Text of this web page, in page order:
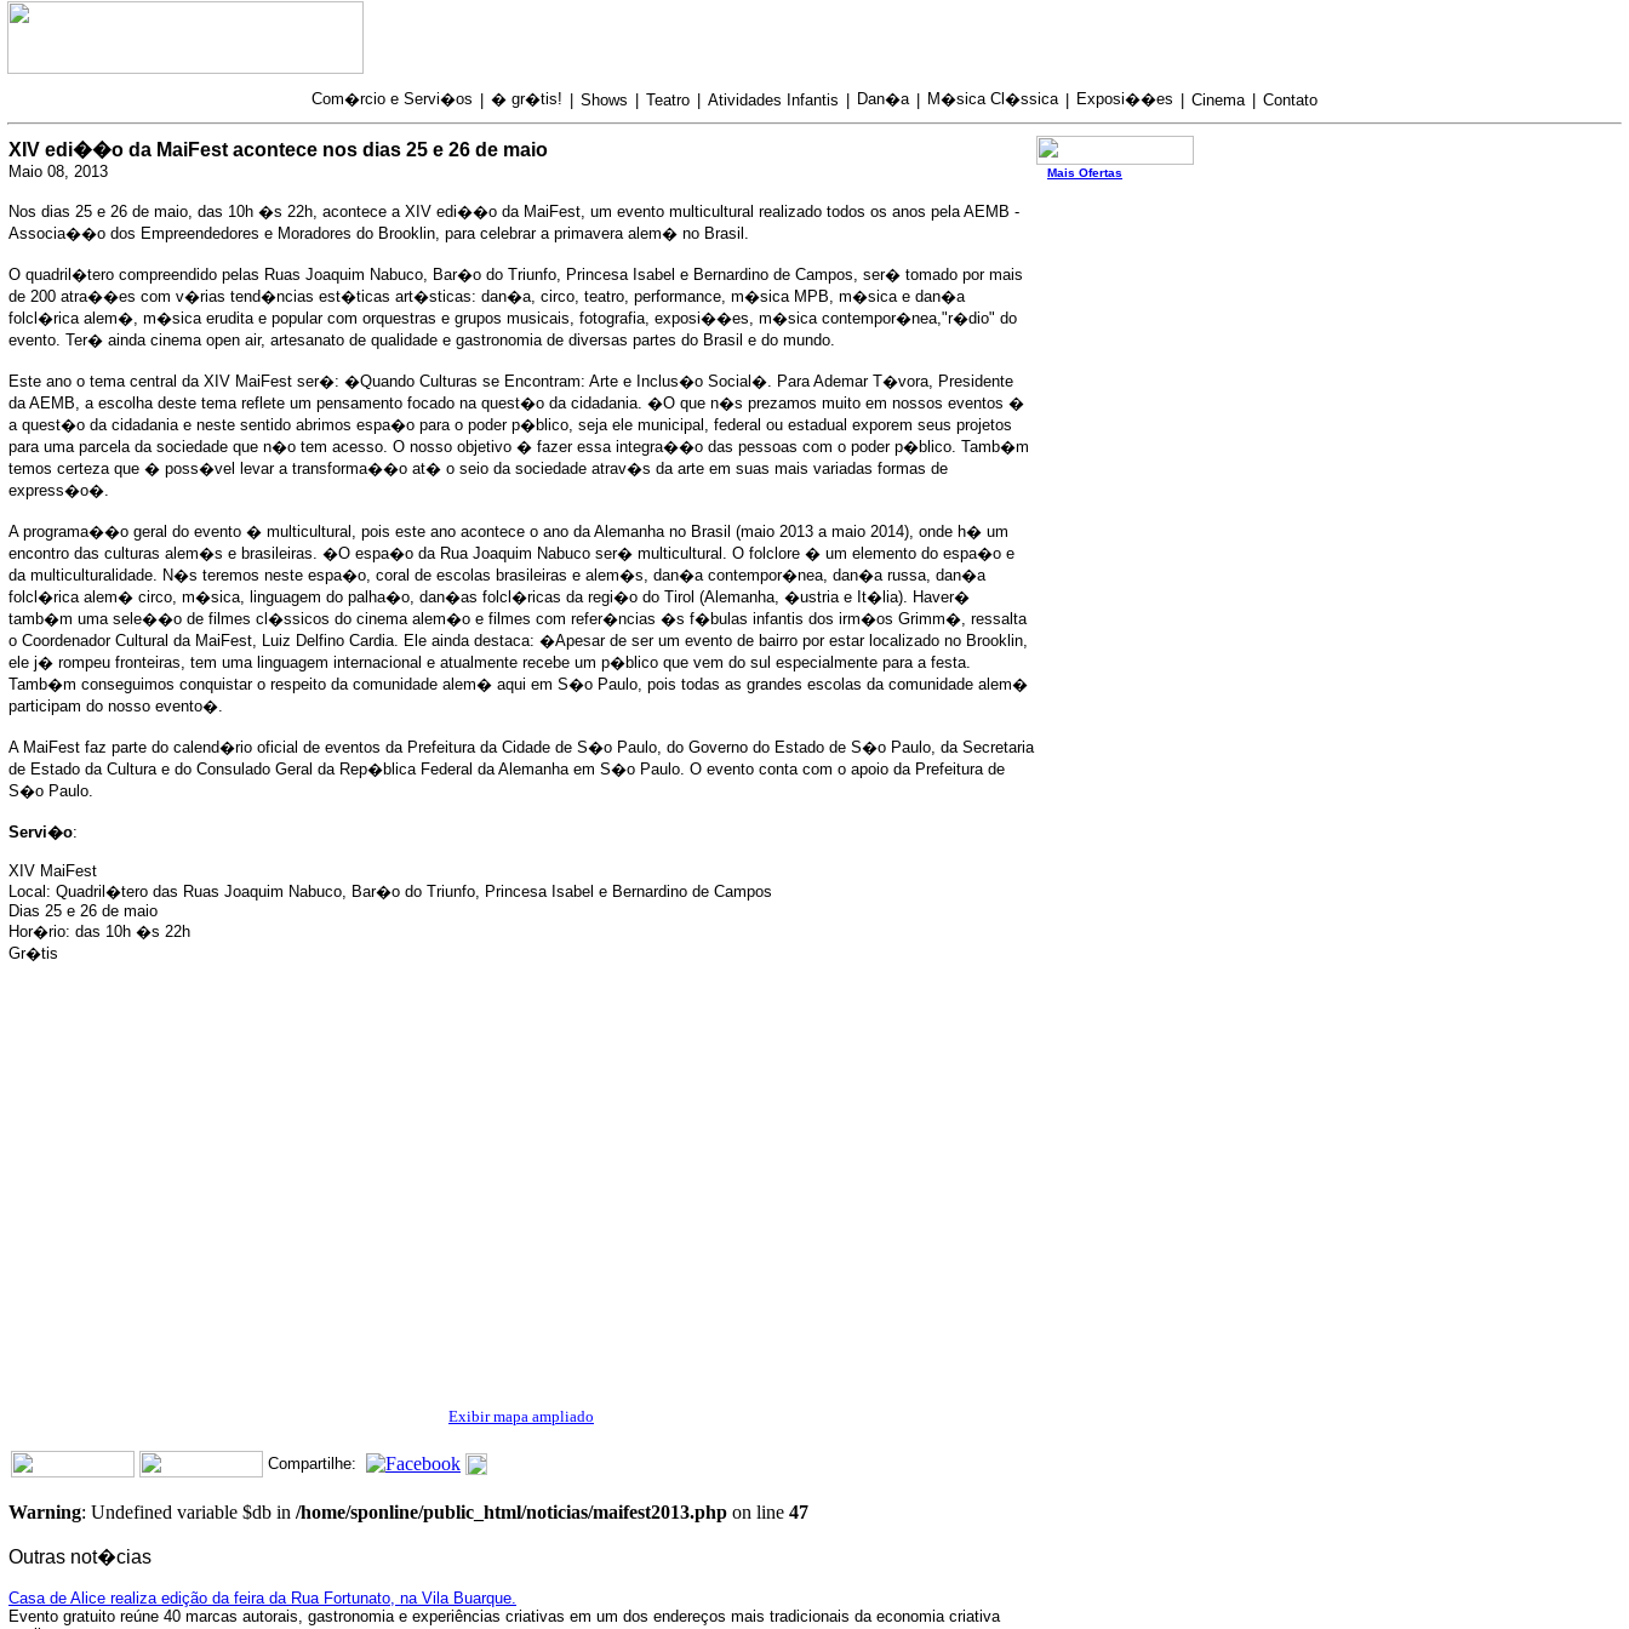
Com�rcio e Servi�os � gr�tis! Shows Teatro Atividades Infantis Dan�a M�sica Cl�ssica Exposi��es Cinema Contato
XIV edi��o da MaiFest acontece nos dias 25 e 26 de maio
Maio 08, 2013
Nos dias 25 e 26 de maio, das 10h �s 22h, acontece a XIV edi��o da MaiFest, um evento multicultural realizado todos os anos pela AEMB -
Associa��o dos Empreendedores e Moradores do Brooklin, para celebrar a primavera alem� no Brasil.
O quadril�tero compreendido pelas Ruas Joaquim Nabuco, Bar�o do Triunfo, Princesa Isabel e Bernardino de Campos, ser� tomado por mais
de 200 atra��es com v�rias tend�ncias est�ticas art�sticas: dan�a, circo, teatro, performance, m�sica MPB, m�sica e dan�a
folcl�rica alem�, m�sica erudita e popular com orquestras e grupos musicais, fotografia, exposi��es, m�sica contempor�nea,"r�dio" do
evento. Ter� ainda cinema open air, artesanato de qualidade e gastronomia de diversas partes do Brasil e do mundo.
Este ano o tema central da XIV MaiFest ser�: �Quando Culturas se Encontram: Arte e Inclus�o Social�. Para Ademar T�vora, Presidente
da AEMB, a escolha deste tema reflete um pensamento focado na quest�o da cidadania. �O que n�s prezamos muito em nossos eventos �
a quest�o da cidadania e neste sentido abrimos espa�o para o poder p�blico, seja ele municipal, federal ou estadual exporem seus projetos
para uma parcela da sociedade que n�o tem acesso. O nosso objetivo � fazer essa integra��o das pessoas com o poder p�blico. Tamb�m
temos certeza que � poss�vel levar a transforma��o at� o seio da sociedade atrav�s da arte em suas mais variadas formas de
express�o�.
A programa��o geral do evento � multicultural, pois este ano acontece o ano da Alemanha no Brasil (maio 2013 a maio 2014), onde h� um
encontro das culturas alem�s e brasileiras. �O espa�o da Rua Joaquim Nabuco ser� multicultural. O folclore � um elemento do espa�o e
da multiculturalidade. N�s teremos neste espa�o, coral de escolas brasileiras e alem�s, dan�a contempor�nea, dan�a russa, dan�a
folcl�rica alem� circo, m�sica, linguagem do palha�o, dan�as folcl�ricas da regi�o do Tirol (Alemanha, �ustria e It�lia). Haver�
tamb�m uma sele��o de filmes cl�ssicos do cinema alem�o e filmes com refer�ncias �s f�bulas infantis dos irm�os Grimm�, ressalta
o Coordenador Cultural da MaiFest, Luiz Delfino Cardia. Ele ainda destaca: �Apesar de ser um evento de bairro por estar localizado no Brooklin,
ele j� rompeu fronteiras, tem uma linguagem internacional e atualmente recebe um p�blico que vem do sul especialmente para a festa.
Tamb�m conseguimos conquistar o respeito da comunidade alem� aqui em S�o Paulo, pois todas as grandes escolas da comunidade alem�
participam do nosso evento�.
A MaiFest faz parte do calend�rio oficial de eventos da Prefeitura da Cidade de S�o Paulo, do Governo do Estado de S�o Paulo, da Secretaria
de Estado da Cultura e do Consulado Geral da Rep�blica Federal da Alemanha em S�o Paulo. O evento conta com o apoio da Prefeitura de
S�o Paulo.
Servi�o:
XIV MaiFest
Local: Quadril�tero das Ruas Joaquim Nabuco, Bar�o do Triunfo, Princesa Isabel e Bernardino de Campos
Dias 25 e 26 de maio
Hor�rio: das 10h �s 22h
Gr�tis
Exibir mapa ampliado
Compartilhe:
Warning: Undefined variable $db in /home/sponline/public_html/noticias/maifest2013.php on line 47
Outras not�cias
Casa de Alice realiza edição da feira da Rua Fortunato, na Vila Buarque.
Evento gratuito reúne 40 marcas autorais, gastronomia e experiências criativas em um dos endereços mais tradicionais da economia criativa
Mais Ofertas